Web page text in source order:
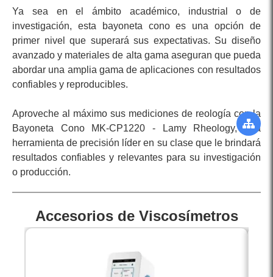
Ya sea en el ámbito académico, industrial o de
investigación, esta bayoneta cono es una opción de
primer nivel que superará sus expectativas. Su diseño
avanzado y materiales de alta gama aseguran que pueda
abordar una amplia gama de aplicaciones con resultados
confiables y reproducibles.
Aproveche al máximo sus mediciones de reología con la
Bayoneta Cono MK-CP1220 - Lamy Rheology, una
herramienta de precisión líder en su clase que le brindará
resultados confiables y relevantes para su investigación
o producción.
Accesorios de Viscosímetros